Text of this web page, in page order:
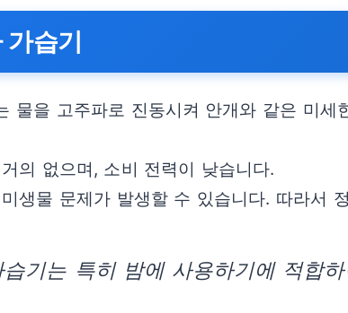
가습기
물을 고주파로 진동시켜 안개와 같은 미
의 없으며, 소비 전력이 낮습니다.
생물 문제가 발생할 수 있습니다. 따라서
습기는 특히 밤에 사용하기에 적합